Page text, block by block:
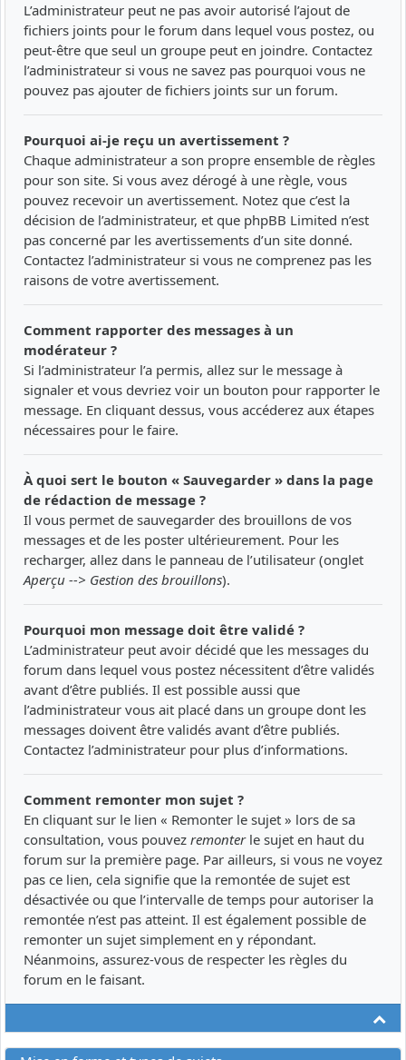
L’administrateur peut ne pas avoir autorisé l’ajout de
fichiers joints pour le forum dans lequel vous postez, ou
peut-être que seul un groupe peut en joindre. Contactez
l’administrateur si vous ne savez pas pourquoi vous ne
pouvez pas ajouter de fichiers joints sur un forum.
Pourquoi ai-je reçu un avertissement ?
Chaque administrateur a son propre ensemble de règles
pour son site. Si vous avez dérogé à une règle, vous
pouvez recevoir un avertissement. Notez que c’est la
décision de l’administrateur, et que phpBB Limited n’est
pas concerné par les avertissements d’un site donné.
Contactez l’administrateur si vous ne comprenez pas les
raisons de votre avertissement.
Comment rapporter des messages à un
modérateur ?
Si l’administrateur l’a permis, allez sur le message à
signaler et vous devriez voir un bouton pour rapporter le
message. En cliquant dessus, vous accéderez aux étapes
nécessaires pour le faire.
À quoi sert le bouton « Sauvegarder » dans la page
de rédaction de message ?
Il vous permet de sauvegarder des brouillons de vos
messages et de les poster ultérieurement. Pour les
recharger, allez dans le panneau de l’utilisateur (onglet
Aperçu --> Gestion des brouillons).
Pourquoi mon message doit être validé ?
L’administrateur peut avoir décidé que les messages du
forum dans lequel vous postez nécessitent d’être validés
avant d’être publiés. Il est possible aussi que
l’administrateur vous ait placé dans un groupe dont les
messages doivent être validés avant d’être publiés.
Contactez l’administrateur pour plus d’informations.
Comment remonter mon sujet ?
En cliquant sur le lien « Remonter le sujet » lors de sa
consultation, vous pouvez remonterle sujet en haut du
forum sur la première page. Par ailleurs, si vous ne voyez
pas ce lien, cela signifie que la remontée de sujet est
désactivée ou que l’intervalle de temps pour autoriser la
remontée n’est pas atteint. Il est également possible de
remonter un sujet simplement en y répondant.
Néanmoins, assurez-vous de respecter les règles du
forum en le faisant.